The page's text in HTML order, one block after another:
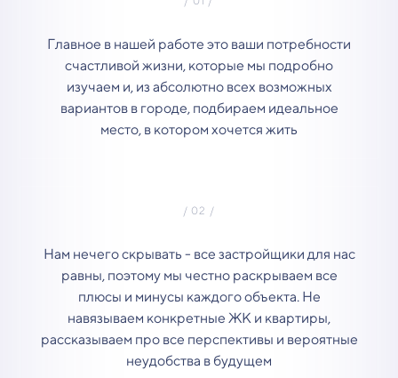
Главное в нашей работе это ваши потребности
счастливой жизни, которые мы подробно
изучаем и, из абсолютно всех возможных
вариантов в городе, подбираем идеальное
место, в котором хочется жить
Нам нечего скрывать - все застройщики для нас
равны, поэтому мы честно раскрываем все
плюсы и минусы каждого объекта. Не
навязываем конкретные ЖК и квартиры,
рассказываем про все перспективы и вероятные
неудобства в будущем